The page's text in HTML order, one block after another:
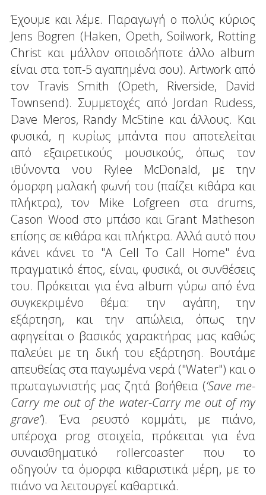
Έχουμε και λέμε. Παραγωγή ο πολύς κύριος
Jens Bogren (Haken, Opeth, Soilwork, Rotting
Christ και μάλλον οποιοδήποτε άλλο album
είναι στα τοπ-5 αγαπημένα σου). Artwork από
τον Travis Smith (Opeth, Riverside, David
Townsend). Συμμετοχές από Jordan Rudess,
Dave Meros, Randy McStine και άλλους. Και
φυσικά, η κυρίως μπάντα που αποτελείται
από εξαιρετικούς μουσικούς, όπως τον
ιθύνοντα νου Rylee McDonald, με την
όμορφη μαλακή φωνή του (παίζει κιθάρα και
πλήκτρα), τον Mike Lofgreen στα drums,
Cason Wood στο μπάσο και Grant Matheson
επίσης σε κιθάρα και πλήκτρα. Αλλά αυτό που
κάνει κάνει το "A Cell To Call Home" ένα
πραγματικό έπος, είναι, φυσικά, οι συνθέσεις
του. Πρόκειται για ένα album γύρω από ένα
συγκεκριμένο θέμα: την αγάπη, την
εξάρτηση, και την απώλεια, όπως την
αφηγείται ο βασικός χαρακτήρας μας καθώς
παλεύει με τη δική του εξάρτηση. Βουτάμε
απευθείας στα παγωμένα νερά ("Water") και ο
πρωταγωνιστής μας ζητά βοήθεια (‘Save me-
Carry me out of the water-Carry me out of my
grave’). Ένα ρευστό κομμάτι, με πιάνο,
υπέροχα prog στοιχεία, πρόκειται για ένα
συναισθηματικό rollercoaster που το
οδηγούν τα όμορφα κιθαριστικά μέρη, με το
πιάνο να λειτουργεί καθαρτικά.